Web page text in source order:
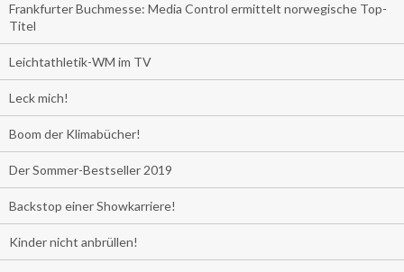
Frankfurter Buchmesse: Media Control ermittelt norwegische Top-
Titel
Leichtathletik-WM im TV
Leck mich!
Boom der Klimabücher!
Der Sommer-Bestseller 2019
Backstop einer Showkarriere!
Kinder nicht anbrüllen!